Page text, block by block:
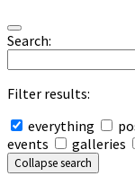
Search:
Filter results:
everything
events
galleries
Collapse search